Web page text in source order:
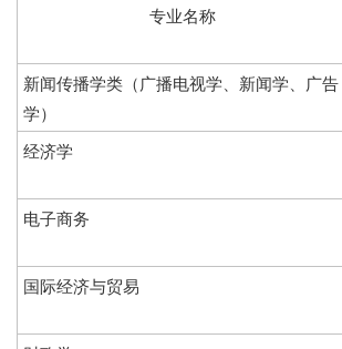
专业名称
新闻传播学类（广播电视学、新闻学、广告
学）
经济学
电子商务
国际经济与贸易